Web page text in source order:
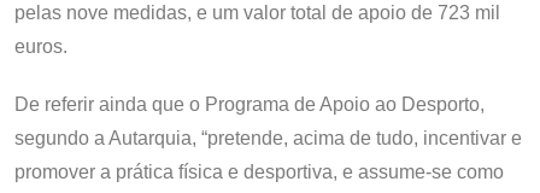
pelas nove medidas, e um valor total de apoio de 723 mil
euros.
De referir ainda que o Programa de Apoio ao Desporto,
segundo a Autarquia, “pretende, acima de tudo, incentivar e
promover a prática física e desportiva, e assume-se como